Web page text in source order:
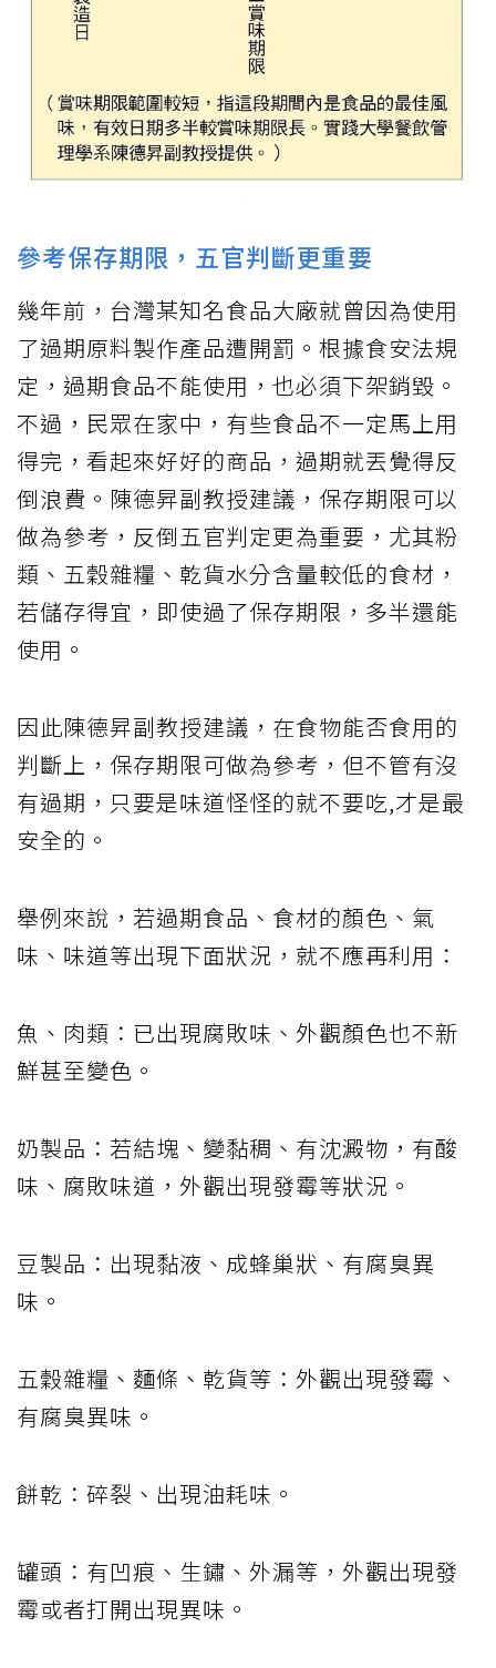
參考保存期限，五官判斷更重要
幾年前，台灣某知名食品大廠就曾因為使用
了過期原料製作產品遭開罰。根據食安法規
定，過期食品不能使用，也必須下架銷毀。
不過，民眾在家中，有些食品不一定馬上用
得完，看起來好好的商品，過期就丟覺得反
倒浪費。陳德昇副教授建議，保存期限可以
做為參考，反倒五官判定更為重要，尤其粉
類、五穀雜糧、乾貨水分含量較低的食材，
若儲存得宜，即使過了保存期限，多半還能
使用。
因此陳德昇副教授建議，在食物能否食用的
判斷上，保存期限可做為參考，但不管有沒
有過期，只要是味道怪怪的就不要吃,才是最
安全的。
舉例來說，若過期食品、食材的顏色、氣
味、味道等出現下面狀況，就不應再利用：
魚、肉類：已出現腐敗味、外觀顏色也不新
鮮甚至變色。
奶製品：若結塊、變黏稠、有沈澱物，有酸
味、腐敗味道，外觀出現發霉等狀況。
豆製品：出現黏液、成蜂巢狀、有腐臭異
味。
五穀雜糧、麵條、乾貨等：外觀出現發霉、
有腐臭異味。
餅乾：碎裂、出現油耗味。
罐頭：有凹痕、生鏽、外漏等，外觀出現發
霉或者打開出現異味。